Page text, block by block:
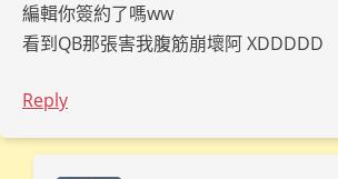
編輯你簽約了嗎ww
看到QB那張害我腹筋崩壞阿 XDDDDD
Reply